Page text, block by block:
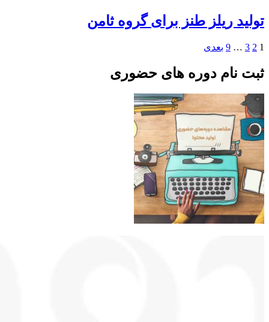
تولید ریلز طنز برای گروه ثامن
1
2
3
…
9 بعدی
ثبت نام دوره های حضوری